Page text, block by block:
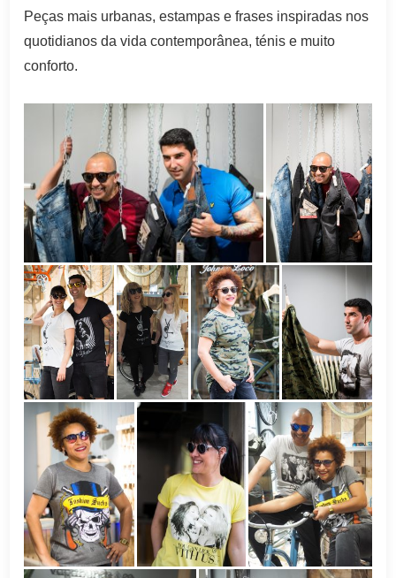
Peças mais urbanas, estampas e frases inspiradas nos
quotidianos da vida contemporânea, ténis e muito
conforto.